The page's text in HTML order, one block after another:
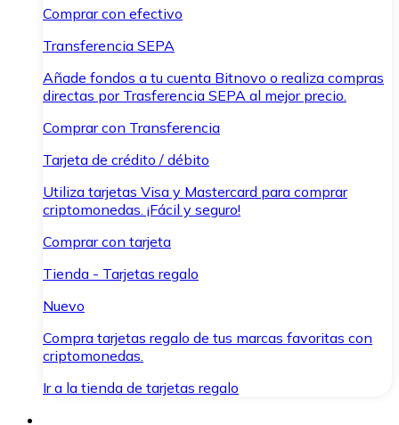
Comprar con efectivo
Transferencia SEPA
Añade fondos a tu cuenta Bitnovo o realiza compras
directas por Trasferencia SEPA al mejor precio.
Comprar con Transferencia
Tarjeta de crédito / débito
Utiliza tarjetas Visa y Mastercard para comprar
criptomonedas. ¡Fácil y seguro!
Comprar con tarjeta
Tienda - Tarjetas regalo
Nuevo
Compra tarjetas regalo de tus marcas favoritas con
criptomonedas.
Ir a la tienda de tarjetas regalo